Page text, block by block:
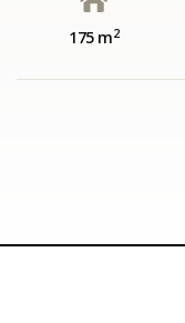
175 m2